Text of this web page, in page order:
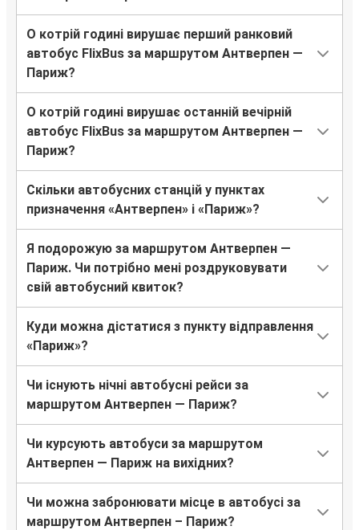
О котрій годині вирушає перший ранковий
автобус FlixBus за маршрутом Антверпен —
Париж?
О котрій годині вирушає останній вечірній
автобус FlixBus за маршрутом Антверпен —
Париж?
Скільки автобусних станцій у пунктах
призначення «Антверпен» і «Париж»?
Я подорожую за маршрутом Антверпен —
Париж. Чи потрібно мені роздруковувати
свій автобусний квиток?
Куди можна дістатися з пункту відправлення
«Париж»?
Чи існують нічні автобусні рейси за
маршрутом Антверпен — Париж?
Чи курсують автобуси за маршрутом
Антверпен — Париж на вихідних?
Чи можна забронювати місце в автобусі за
маршрутом Антверпен – Париж?